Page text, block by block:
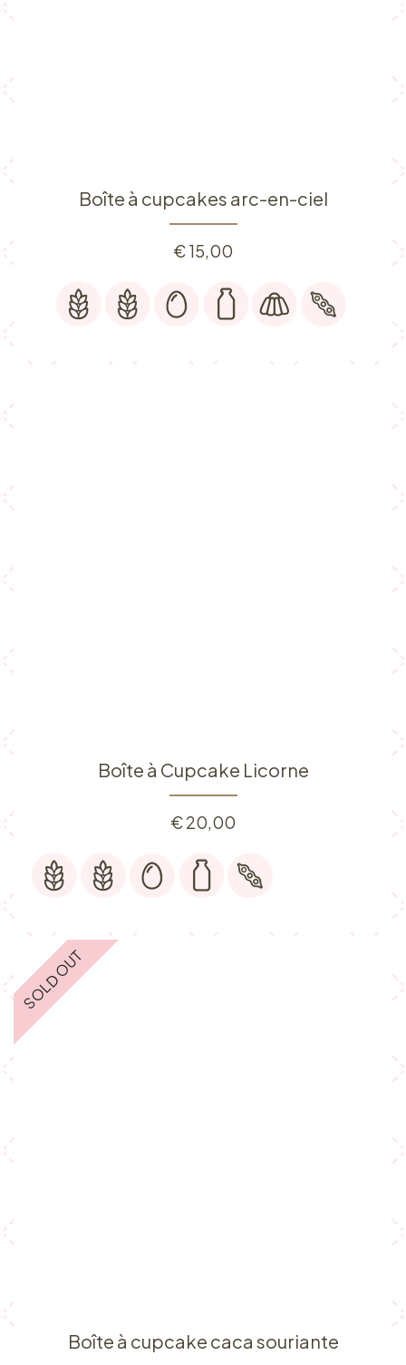
Boîte à cupcakes arc-en-ciel
€15,00
Boîte à Cupcake Licorne
€20,00
SOLD OUT
Boîte à cupcake caca souriante